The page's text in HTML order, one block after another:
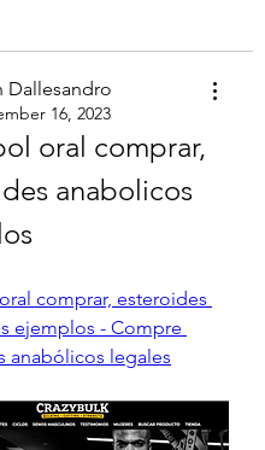
Dallesandro
16, 2023
oral comprar,
anabolicos
comprar, esteroides
ejemplos - Compre
anabólicos legales